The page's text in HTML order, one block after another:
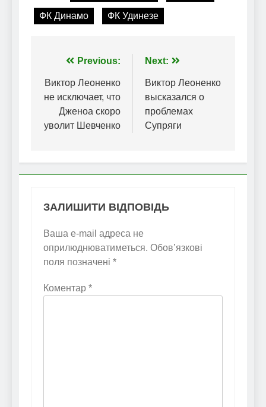
ФК Динамо ФК Удинезе
Навігація
записів
Previous:
Виктор Леоненко
не исключает, что
Дженоа скоро
уволит Шевченко
Next:
Виктор Леоненко
высказался о
проблемах
Супряги
ЗАЛИШИТИ ВІДПОВІДЬ
Ваша e-mail адреса не
оприлюднюватиметься. Обов’язкові
поля позначені *
Коментар *